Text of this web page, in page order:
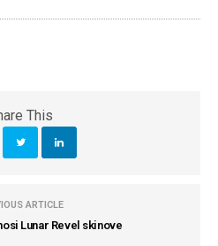
This
ARTICLE
Lunar Revel skinove